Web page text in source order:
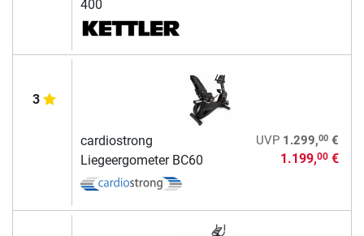
400
3
cardiostrong
Liegeergometer BC60
UVP 1.299,00€
1.199,00€